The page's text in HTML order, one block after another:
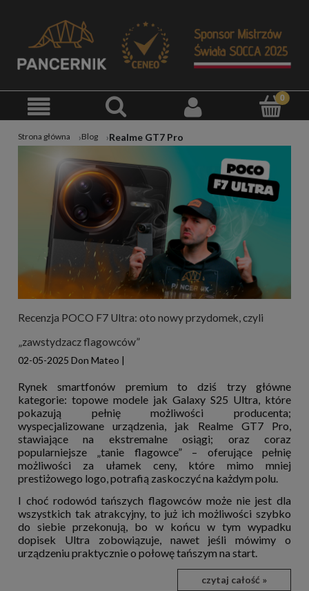
Strona główna Blog Realme GT7 Pro
Recenzja POCO F7 Ultra: oto nowy przydomek, czyli
„zawstydzacz flagowców”
02-05-2025 Don Mateo |
Rynek smartfonów premium to dziś trzy główne
kategorie: topowe modele jak Galaxy S25 Ultra, które
pokazują pełnię możliwości producenta;
wyspecjalizowane urządzenia, jak Realme GT7 Pro,
stawiające na ekstremalne osiągi; oraz coraz
popularniejsze „tanie flagowce” – oferujące pełnię
możliwości za ułamek ceny, które mimo mniej
prestiżowego logo, potrafią zaskoczyć na każdym polu.
I choć rodowód tańszych flagowców może nie jest dla
wszystkich tak atrakcyjny, to już ich możliwości szybko
do siebie przekonują, bo w końcu w tym wypadku
dopisek Ultra zobowiązuje, nawet jeśli mówimy o
urządzeniu praktycznie o połowę tańszym na start.
czytaj całość »